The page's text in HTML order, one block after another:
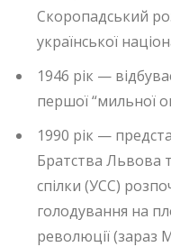
Скоропадський
української
1946 рік —
першої “мильної
1990 рік —
Братства Львова
спілки (УСС)
голодування на
революції (зараз